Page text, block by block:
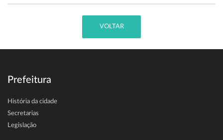
VOLTAR
Prefeitura
História da cidade
Secretarias
Legislação